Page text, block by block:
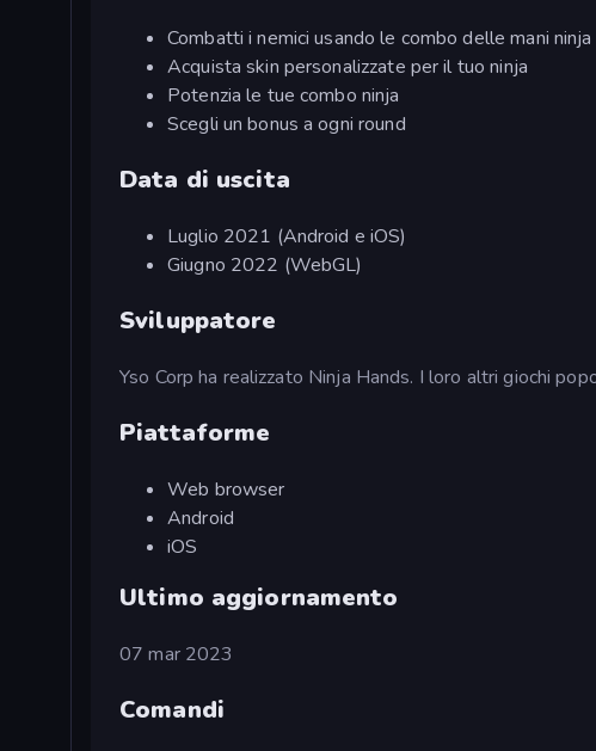
Combatti i nemici usando le combo delle mani ninja
Acquista skin personalizzate per il tuo ninja
Potenzia le tue combo ninja
Scegli un bonus a ogni round
Data di uscita
Luglio 2021 (Android e iOS)
Giugno 2022 (WebGL)
Sviluppatore
Yso Corp ha realizzato Ninja Hands. I loro altri giochi
Piattaforme
Web browser
Android
iOS
Ultimo aggiornamento
07 mar 2023
Comandi